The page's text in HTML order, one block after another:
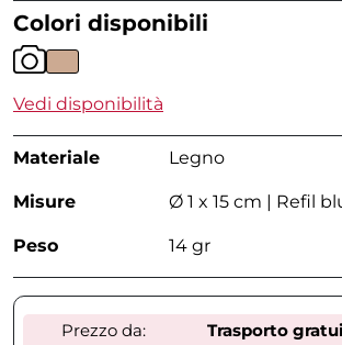
Colori disponibili
Vedi disponibilità
Materiale Legno
Misure Ø 1 x 15 cm | Refil
Peso 14 gr
Prezzo da:
Trasporto